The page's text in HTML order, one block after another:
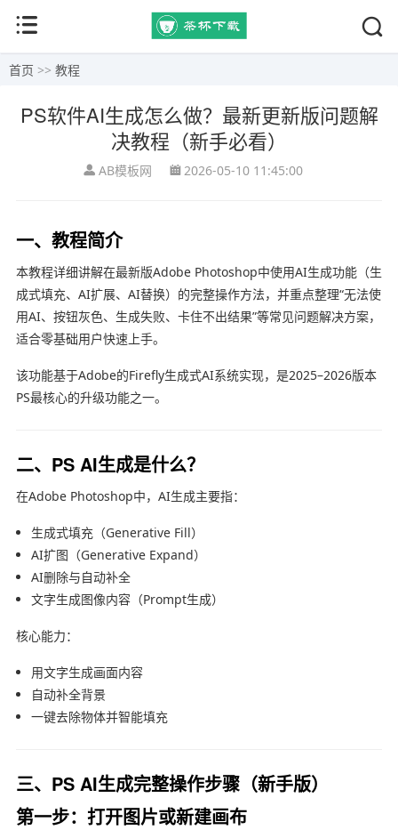
首页 >> 教程
PS软件AI生成怎么做？最新更新版问题解
决教程（新手必看）
AB模板网 2026-05-10 11:45:00
一、教程简介
本教程详细讲解在最新版Adobe Photoshop中使用AI生成功能（生
成式填充、AI扩展、AI替换）的完整操作方法，并重点整理“无法使
用AI、按钮灰色、生成失败、卡住不出结果”等常见问题解决方案，
适合零基础用户快速上手。
该功能基于Adobe的Firefly生成式AI系统实现，是2025–2026版本
PS最核心的升级功能之一。
二、PS AI生成是什么？
在Adobe Photoshop中，AI生成主要指：
生成式填充（Generative Fill）
AI扩图（Generative Expand）
AI删除与自动补全
文字生成图像内容（Prompt生成）
核心能力：
用文字生成画面内容
自动补全背景
一键去除物体并智能填充
三、PS AI生成完整操作步骤（新手版）
第一步：打开图片或新建画布